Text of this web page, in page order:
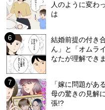
人のように変わ
は
結婚前提の付き
ん」と「オムラ
なたが理解でき
「嫁に問題があ
母の驚きの見解
張!?